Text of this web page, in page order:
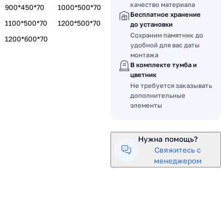
900*450*70
1000*500*70
1100*500*70
1200*500*70
1200*600*70
качество материала
Бесплатное хранение
до установки
Сохраним памятник до
удобной для вас даты
монтажа
В комплекте тумба и
цветник
Не требуется заказывать
дополнительные
элементы
Нужна помощь?
Свяжитесь с
менеджером